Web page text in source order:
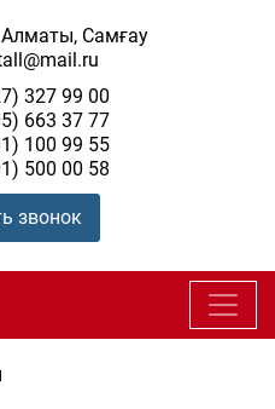
звонок
Самғау
327 99 00
663 37 77
100 99 55
500 00 58